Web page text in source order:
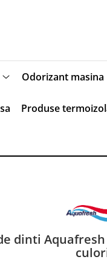
Odorizant masina
Produse
dinti